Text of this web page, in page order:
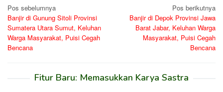
Navigasi
pos
Pos sebelumnya
Banjir di Gunung Sitoli Provinsi
Sumatera Utara Sumut, Keluhan
Warga Masyarakat, Puisi Cegah
Bencana
Pos berikutnya
Banjir di Depok Provinsi Jawa
Barat Jabar, Keluhan Warga
Masyarakat, Puisi Cegah
Bencana
Fitur Baru: Memasukkan Karya Sastra